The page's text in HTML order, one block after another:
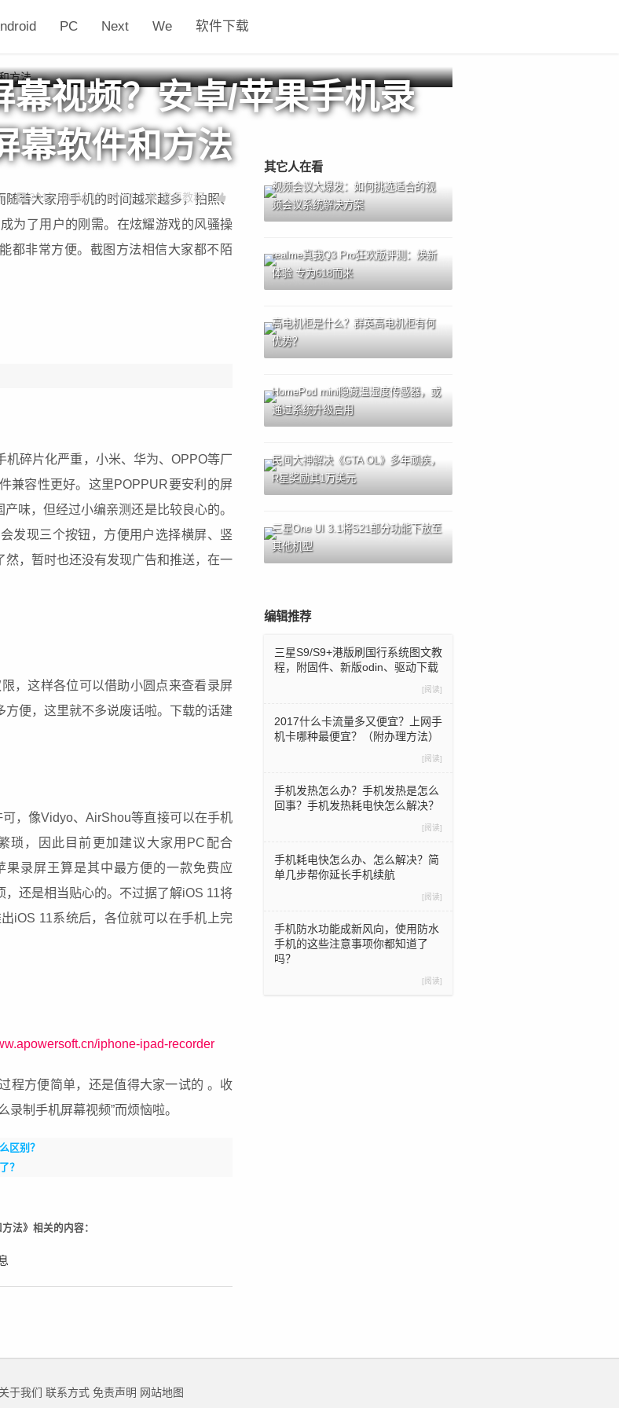
PC Next We 软件下载
幕视频？安卓/苹果手机录
幕软件和方法
2017-08-04 15:19:47 安卓教程
着大家用手机的时间越来越多，拍照、
为了用户的刚需。在炫耀游戏的风骚操
都非常方便。截图方法相信大家都不陌
碎片化严重，小米、华为、OPPO等厂
兼容性更好。这里POPPUR要安利的屏
味，但经过小编亲测还是比较良心的。
发现三个按钮，方便用户选择横屏、竖
，暂时也还没有发现广告和推送，在一
，这样各位可以借助小圆点来查看录屏
便，这里就不多说废话啦。下载的话建
，像Vidyo、AirShou等直接可以在手机
琐，因此目前更加建议大家用PC配合
果录屏王算是其中最方便的一款免费应
还是相当贴心的。不过据了解iOS 11将
iOS 11系统后，各位就可以在手机上完
iphone-ipad-recorder
程方便简单，还是值得大家一试的 。收
录制手机屏幕视频”而烦恼啦。
区别？
？
法》相关的内容：
其它人在看
视频会议大爆发：如何挑选适合的视
频会议系统解决方案
realme真我Q3 Pro狂欢版评测：焕新
体验 专为618而来
高电机柜是什么？群英高电机柜有何
优势？
HomePod mini隐藏温湿度传感器，或
通过系统升级启用
民间大神解决《GTA OL》多年顽疾，
R星奖励其1万美元
三星One UI 3.1将S21部分功能下放至
其他机型
编辑推荐
三星S9/S9+港版刷国行系统图文教
程，附固件、新版odin、驱动下载
[阅读]
2017什么卡流量多又便宜？上网手
机卡哪种最便宜？（附办理方法）
[阅读]
手机发热怎么办？手机发热是怎么
回事？手机发热耗电快怎么解决？
[阅读]
手机耗电快怎么办、怎么解决？简
单几步帮你延长手机续航
[阅读]
手机防水功能成新风向，使用防水
手机的这些注意事项你都知道了
吗？
[阅读]
关于我们 联系方式 免责声明 网站地图